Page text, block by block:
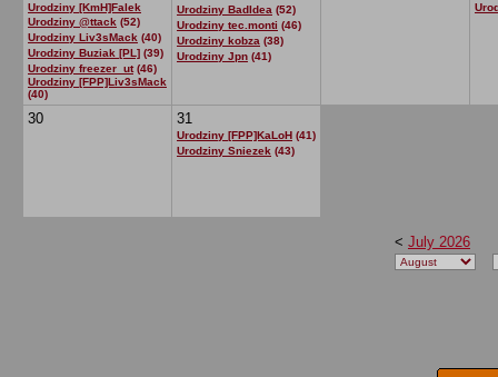
Urodziny [KmH]Falek
Urodziny @ttack (52)
Urodziny Liv3sMack (40)
Urodziny Buziak [PL] (39)
Urodziny freezer_ut (46)
Urodziny [FPP]Liv3sMack
(40)
Urodziny BadIdea (52)
Urodziny tec.monti (46)
Urodziny kobza (38)
Urodziny Jpn (41)
30 31
Urodziny [FPP]KaLoH (41)
Urodziny Sniezek (43)
< July 2026